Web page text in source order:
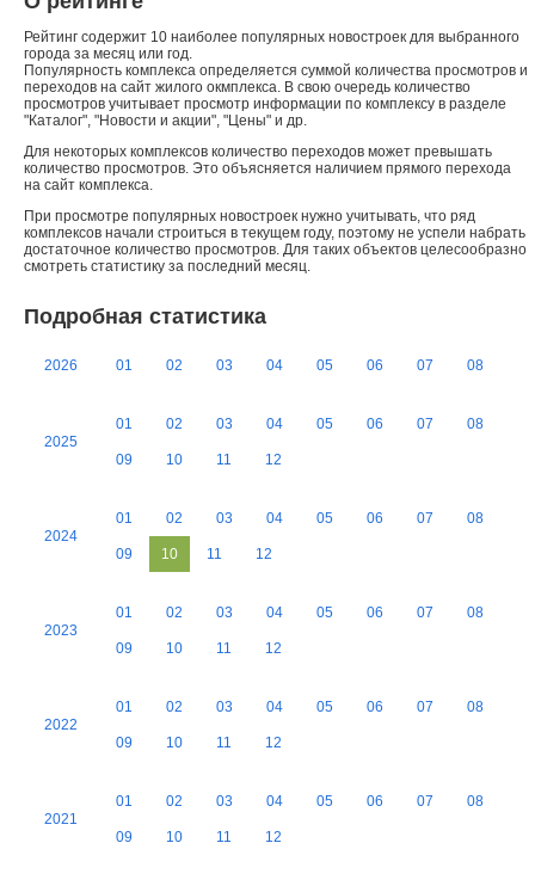
Рейтинг содержит 10 наиболее популярных новостроек для выбранного
города за месяц или год.
Популярность комплекса определяется суммой количества просмотров и
переходов на сайт жилого окмплекса. В свою очередь количество
просмотров учитывает просмотр информации по комплексу в разделе
"Каталог", "Новости и акции", "Цены" и др.
Для некоторых комплексов количество переходов может превышать
количество просмотров. Это объясняется наличием прямого перехода
на сайт комплекса.
При просмотре популярных новостроек нужно учитывать, что ряд
комплексов начали строиться в текущем году, поэтому не успели набрать
достаточное количество просмотров. Для таких объектов целесообразно
смотреть статистику за последний месяц.
Подробная статистика
2026 01 02 03 04 05 06 07 08
2025
01 02 03 04 05 06 07 08
09 10 11 12
2024
01 02 03 04 05 06 07 08
09 10 11 12
2023
01 02 03 04 05 06 07 08
09 10 11 12
2022
01 02 03 04 05 06 07 08
09 10 11 12
2021
01 02 03 04 05 06 07 08
09 10 11 12